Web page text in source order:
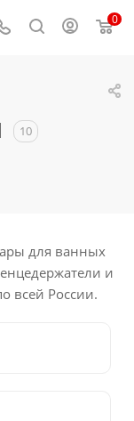
0
10
для ванных
и
всей России.